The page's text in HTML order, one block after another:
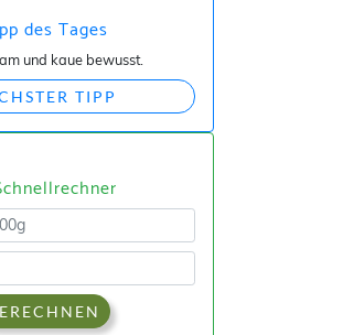
des Tages
und kaue bewusst.
TIPP